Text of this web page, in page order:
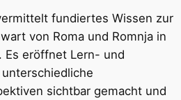
fundiertes Wissen zur
von Roma und Romnja in
Es eröffnet Lern- und
sichtbar gemacht und